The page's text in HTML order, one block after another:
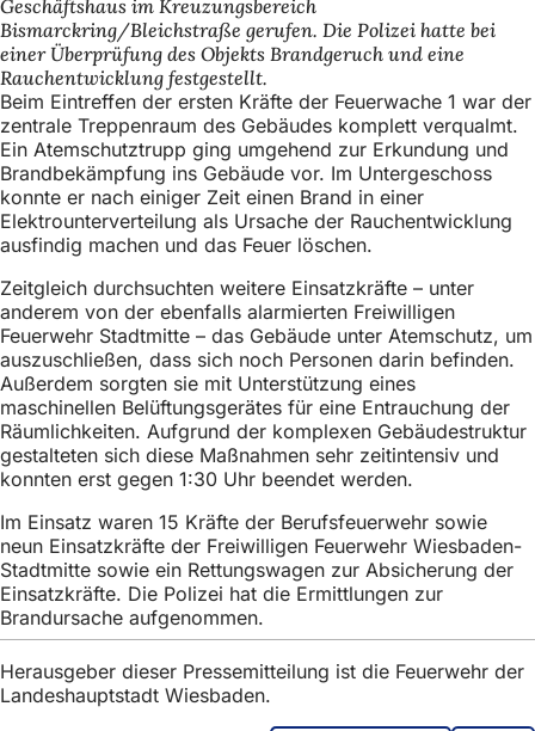
e
n
s
i
c
h
h
i
e
r
:
Geschäftshaus im Kreuzungsbereich
Bismarckring/Bleichstraße gerufen. Die Polizei hatte bei
einer Überprüfung des Objekts Brandgeruch und eine
Rauchentwicklung festgestellt.
Beim Eintreffen der ersten Kräfte der Feuerwache 1 war der
zentrale Treppenraum des Gebäudes komplett verqualmt.
Ein Atemschutztrupp ging umgehend zur Erkundung und
Brandbekämpfung ins Gebäude vor. Im Untergeschoss
konnte er nach einiger Zeit einen Brand in einer
Elektrounterverteilung als Ursache der Rauchentwicklung
ausfindig machen und das Feuer löschen.
Zeitgleich durchsuchten weitere Einsatzkräfte – unter
anderem von der ebenfalls alarmierten Freiwilligen
Feuerwehr Stadtmitte – das Gebäude unter Atemschutz, um
auszuschließen, dass sich noch Personen darin befinden.
Außerdem sorgten sie mit Unterstützung eines
maschinellen Belüftungsgerätes für eine Entrauchung der
Räumlichkeiten. Aufgrund der komplexen Gebäudestruktur
gestalteten sich diese Maßnahmen sehr zeitintensiv und
konnten erst gegen 1:30 Uhr beendet werden.
Im Einsatz waren 15 Kräfte der Berufsfeuerwehr sowie
neun Einsatzkräfte der Freiwilligen Feuerwehr Wiesbaden-
Stadtmitte sowie ein Rettungswagen zur Absicherung der
Einsatzkräfte. Die Polizei hat die Ermittlungen zur
Brandursache aufgenommen.
Herausgeber dieser Pressemitteilung ist die Feuerwehr der
Landeshauptstadt Wiesbaden.